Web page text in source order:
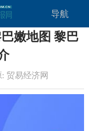
导航
嫩地图 黎巴
贸易经济网